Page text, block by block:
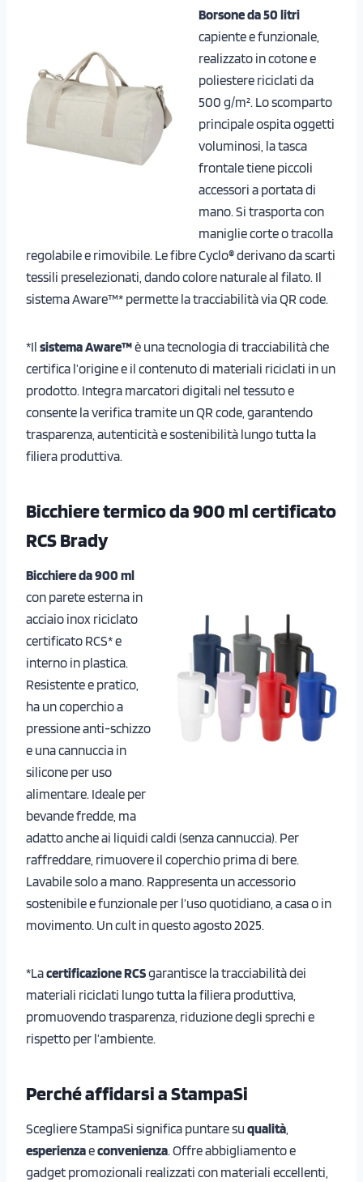
Borsone da 50 litri
capiente e funzionale,
realizzato in cotone e
poliestere riciclati da
500 g/m². Lo scomparto
principale ospita oggetti
voluminosi, la tasca
frontale tiene piccoli
accessori a portata di
mano. Si trasporta con
maniglie corte o tracolla
regolabile e rimovibile. Le fibre Cyclo® derivano da scarti
tessili preselezionati, dando colore naturale al filato. Il
sistema Aware™* permette la tracciabilità via QR code.
*Il sistema Aware™è una tecnologia di tracciabilità che
certifica l’origine e il contenuto di materiali riciclati in un
prodotto. Integra marcatori digitali nel tessuto e
consente la verifica tramite un QR code, garantendo
trasparenza, autenticità e sostenibilità lungo tutta la
filiera produttiva.
Bicchiere termico da 900 ml certificato
RCS Brady
Bicchiere da 900 ml
con parete esterna in
acciaio inox riciclato
certificato RCS* e
interno in plastica.
Resistente e pratico,
ha un coperchio a
pressione anti-schizzo
e una cannuccia in
silicone per uso
alimentare. Ideale per
bevande fredde, ma
adatto anche ai liquidi caldi (senza cannuccia). Per
raffreddare, rimuovere il coperchio prima di bere.
Lavabile solo a mano. Rappresenta un accessorio
sostenibile e funzionale per l’uso quotidiano, a casa o in
movimento. Un cult in questo agosto 2025.
*Lacertificazione RCSgarantisce la tracciabilità dei
materiali riciclati lungo tutta la filiera produttiva,
promuovendo trasparenza, riduzione degli sprechi e
rispetto per l’ambiente.
Perché affidarsi a StampaSi
Scegliere StampaSi significa puntare su qualità
esperienzaeconvenienza. Offre abbigliamento e
gadget promozionali realizzati con materiali eccellenti,